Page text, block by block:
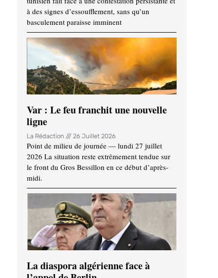
à des signes d’essoufflement, sans qu’un
basculement paraisse imminent
Var : Le feu franchit une nouvelle
ligne
La Rédaction 26 Juillet 2026
Point de milieu de journée — lundi 27 juillet
2026 La situation reste extrêmement tendue sur
le front du Gros Bessillon en ce début d’après-
midi.
La diaspora algérienne face à